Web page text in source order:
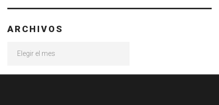
ARCHIVOS